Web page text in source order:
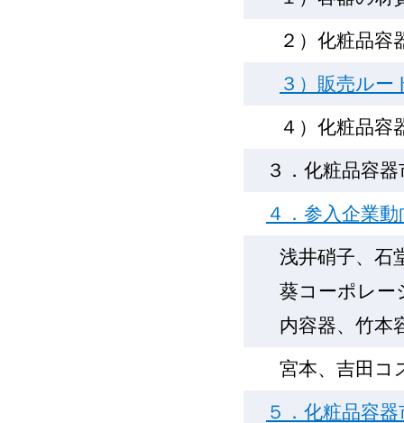
２）化粧品
３）販売ル
４）化粧品容
３．化粧品容
４．参入企業動
浅井硝子、石
葵コーポレー
内容器、竹本
宮本、吉田コ
５．化粧品容